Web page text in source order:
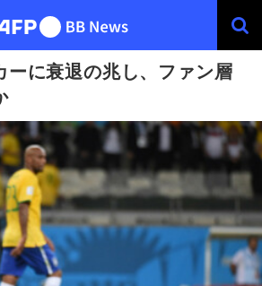
ーに衰退の兆し、ファン層